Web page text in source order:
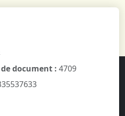
document : 4709